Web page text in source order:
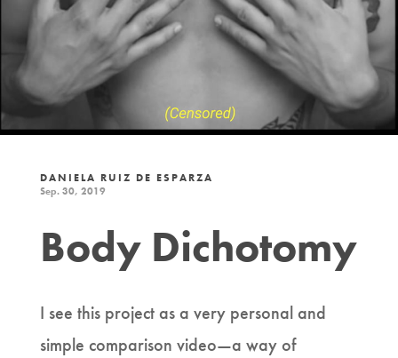
DANIELA RUIZ DE ESPARZA
Sep. 30, 2019
Body Dichotomy
I see this project as a very personal and
simple comparison video—a way of